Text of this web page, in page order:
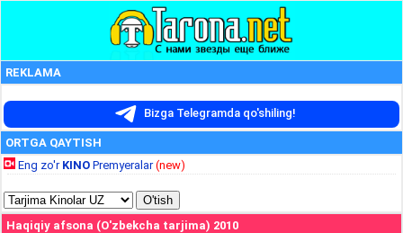
REKLAMA
Bizga Telegramda qo'shiling!
ORTGA QAYTISH
Eng zo'r KINO Premyeralar(new)
Haqiqiy afsona (O'zbekcha tarjima) 2010